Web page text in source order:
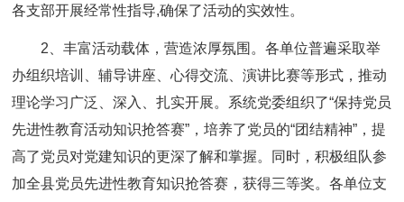
各支部开展经常性指导,确保了活动的实效性。
2、丰富活动载体，营造浓厚氛围。各单位普遍采取举
办组织培训、辅导讲座、心得交流、演讲比赛等形式，推动
理论学习广泛、深入、扎实开展。系统党委组织了“保持党员
先进性教育活动知识抢答赛”，培养了党员的“团结精神”，提
高了党员对党建知识的更深了解和掌握。同时，积极组队参
加全县党员先进性教育知识抢答赛，获得三等奖。各单位支